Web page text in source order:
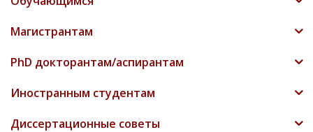
Магистрантам
PhD докторантам/аспирантам
Иностранным студентам
Диссертационные советы